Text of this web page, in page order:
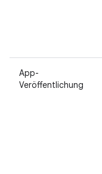
App-
Veröffentlichung